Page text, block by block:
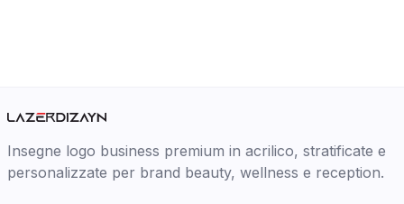
Insegne logo business premium in acrilico, stratificate e
personalizzate per brand beauty, wellness e reception.